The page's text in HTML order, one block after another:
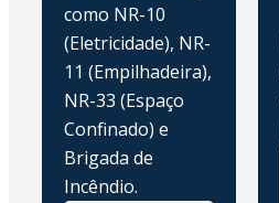
como NR-10
(Eletricidade), NR-
11 (Empilhadeira),
NR-33 (Espaço
Confinado) e
Brigada de
Incêndio.